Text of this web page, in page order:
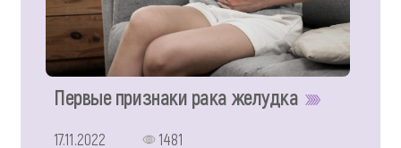
Первые признаки рака желудка
17.11.2022
1481